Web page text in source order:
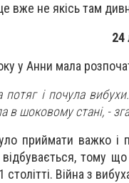
вже не якісь там
24
у Анни мала
і почула
в шоковому стані, -
приймати важко і
тому
Війна з